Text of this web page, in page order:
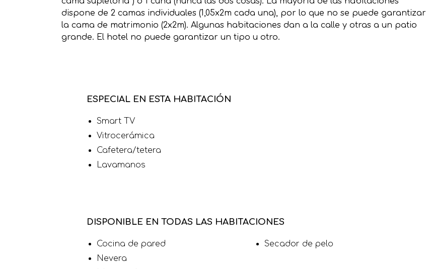
dispone de 2 camas individuales (1,05x2m cada una), por lo que no se puede garantizar
la cama de matrimonio (2x2m). Algunas habitaciones dan a la calle y otras a un patio
grande. El hotel no puede garantizar un tipo u otro.
ESPECIAL EN ESTA HABITACIÓN
Smart TV
Vitrocerámica
Cafetera/tetera
Lavamanos
DISPONIBLE EN TODAS LAS HABITACIONES
Cocina de pared
Nevera
Secador de pelo